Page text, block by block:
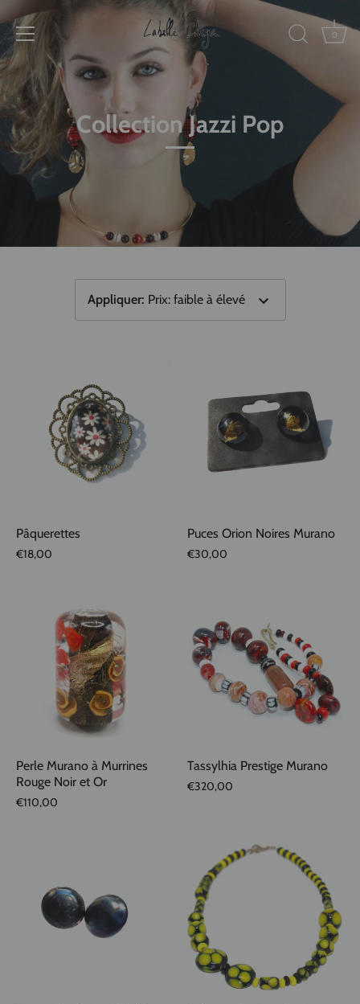
au
contenu
0
Collection Jazzi Pop
Appliquer: Prix: faible à élevé
Pâquerettes
€18,00
Puces Orion Noires Murano
€30,00
Perle Murano à Murrines
Rouge Noir et Or
€110,00
Tassylhia Prestige Murano
€320,00